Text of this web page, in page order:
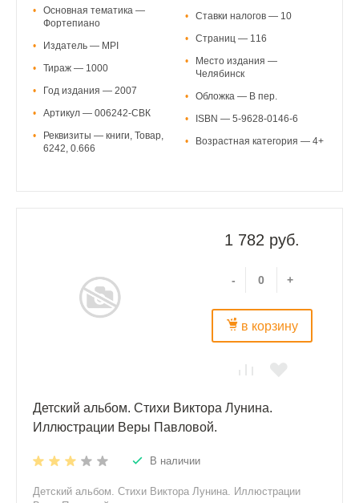
•
Основная тематика —
Фортепиано
•
Издатель — MPI
•
Тираж — 1000
•
Год издания — 2007
•
Артикул — 006242-СВК
•
Реквизиты — книги, Товар,
6242, 0.666
•
Ставки налогов — 10
•
Страниц — 116
•
Место издания —
Челябинск
•
Обложка — В пер.
•
ISBN — 5-9628-0146-6
•
Возрастная категория — 4+
1 782 руб.
- +
в корзину
Детский альбом. Стихи Виктора Лунина.
Иллюстрации Веры Павловой.
В наличии
Детский альбом. Стихи Виктора Лунина. Иллюстрации